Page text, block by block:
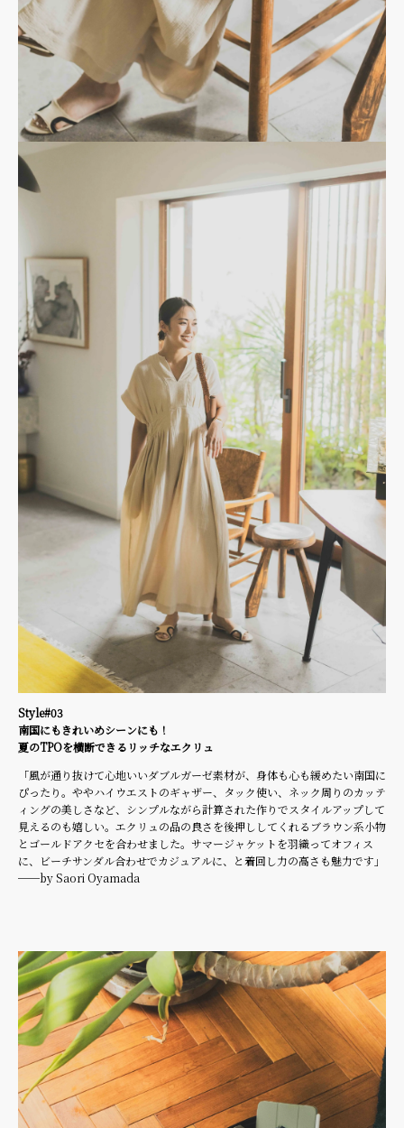
Style#03
南国にもきれいめシーンにも！
夏のTPOを横断できるリッチなエクリュ
「風が通り抜けて心地いいダブルガーゼ素材が、身体も心も緩めたい南国に
ぴったり。ややハイウエストのギャザー、タック使い、ネック周りのカッテ
ィングの美しさなど、シンプルながら計算された作りでスタイルアップして
見えるのも嬉しい。エクリュの品の良さを後押ししてくれるブラウン系小物
とゴールドアクセを合わせました。サマージャケットを羽織ってオフィス
に、ビーチサンダル合わせでカジュアルに、と着回し力の高さも魅力です」
──by Saori Oyamada